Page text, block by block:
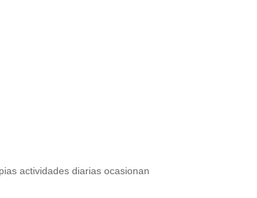
actividades diarias ocasionan